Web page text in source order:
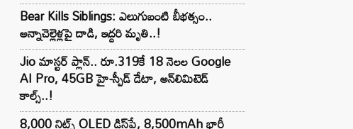
Bear Kills Siblings: ఎలుగుబంటి బీభత్సం..
అన్నాచెల్లెళ్లపై దాడి, ఇద్దరి మృతి..!
Jio మాస్టర్ ప్లాన్.. రూ.319కే 18 నెలల Google
AI Pro, 45GB హై-స్పీడ్ డేటా, అన్⁭లిమిటెడ్
కాల్స్..!
8,000 నిట్స్ OLED డిస్‌ప్లే, 8,500mAh భారీ